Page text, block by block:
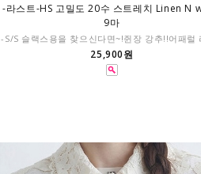
-라스트-HS 고밀도 20수 스트레치 Linen N
9마
-S/S 슬랙스용을 찾으신다면~!쥔장 강추!!어패럴
25,900원